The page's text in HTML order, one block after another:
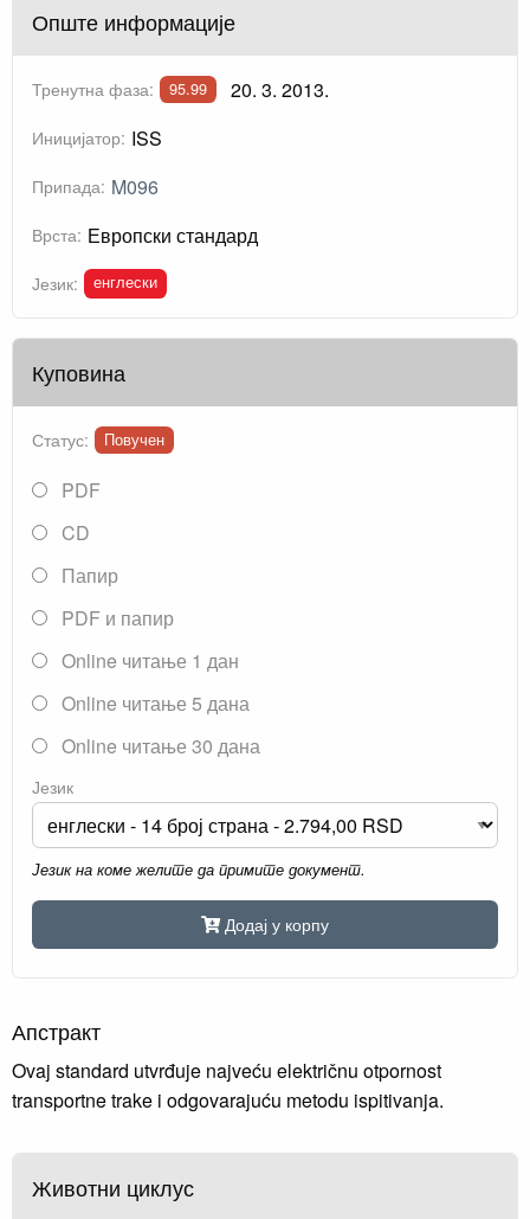
Опште информације
Тренутна фаза: 95.99 20. 3. 2013.
Иницијатор: ISS
Припада: M096
Врста: Европски стандард
Језик: енглески
Куповина
Статус: Повучен
PDF
CD
Папир
PDF и папир
Online читање 1 дан
Online читање 5 дана
Online читање 30 дана
Језик
Језик на коме желите да примите документ.
Додај у корпу
Апстракт
Ovaj standard utvrđuje najveću električnu otpornost
transportne trake i odgovarajuću metodu ispitivanja.
Животни циклус